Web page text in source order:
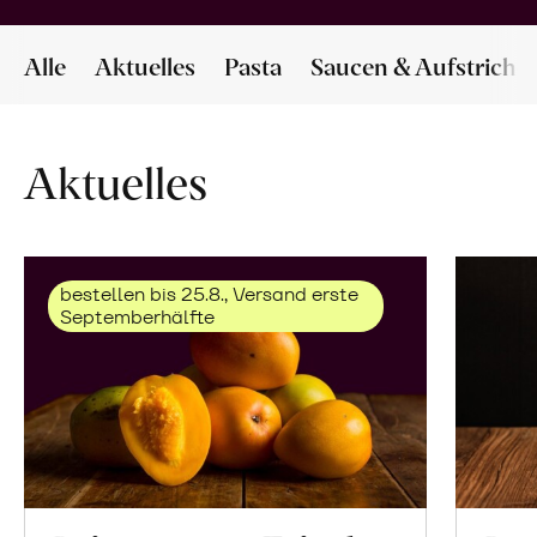
Alle Aktuelles Pasta Saucen & Aufstriche
Aktuelles
bestellen bis 25.8., Versand erste
Septemberhälfte